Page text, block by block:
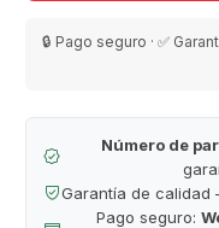
🔒 Pago seguro · ✅
Número de
Garantía de calidad
Pago seguro: